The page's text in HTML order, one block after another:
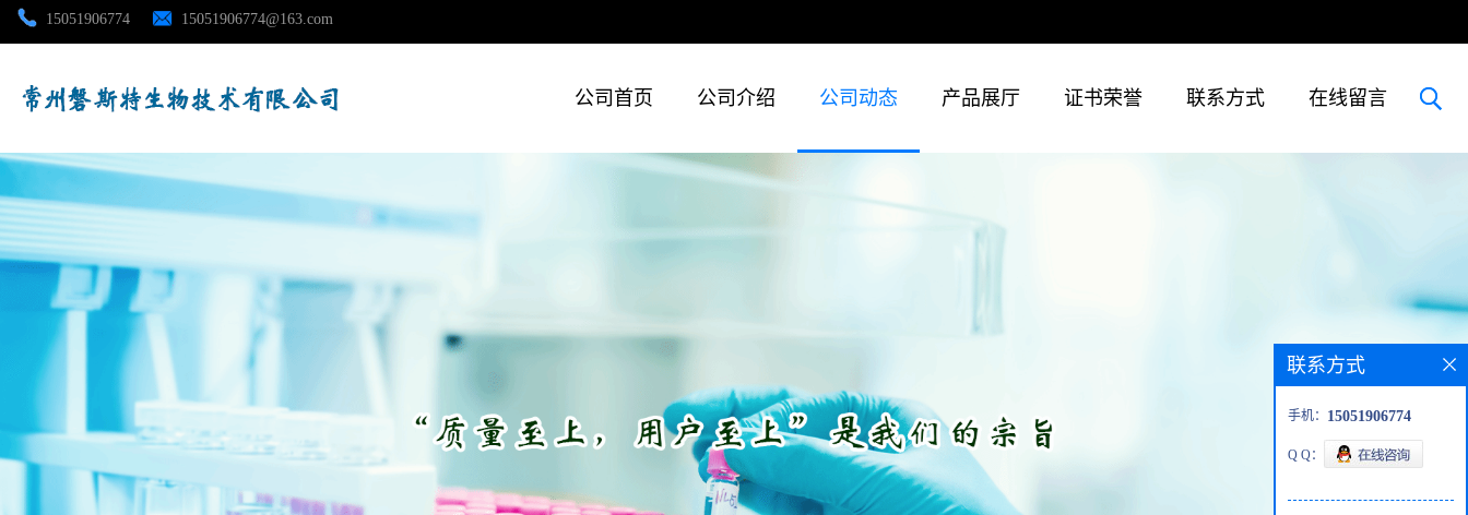
15051906774 15051906774@163.com
公司首页 公司介绍 公司动态 产品展厅 证书荣誉 联系方式 在线留言
公司首页
公司介绍
公司动态
产品展厅
联系方式
联系方式
手机： 15051906774
Q Q：